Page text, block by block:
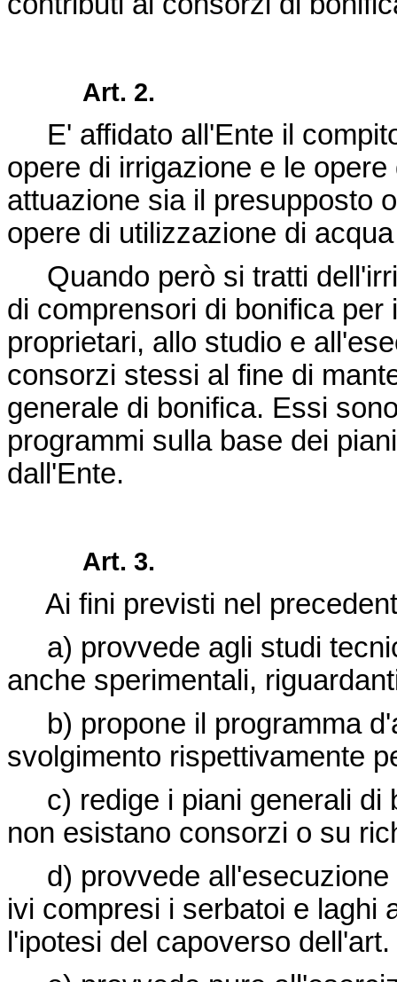
Art. 2.
E' affidato all'Ente il
opere di irrigazione e le
attuazione sia il presupposto
opere di utilizzazione di
Quando però si tratti
di comprensori di bonifica
proprietari, allo studio e
consorzi stessi al fine di
generale di bonifica. Essi
programmi sulla base dei
dall'Ente.
Art. 3.
Ai fini previsti nel
a) provvede agli studi
anche sperimentali,
b) propone il programma
svolgimento rispettivamente
c) redige i piani generali di
non esistano consorzi o su
d) provvede all'esecuzione
ivi compresi i serbatoi e laghi
l'ipotesi del capoverso dell'art.